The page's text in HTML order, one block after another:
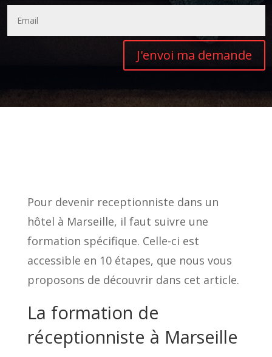
J'envoi ma demande
Pour devenir receptionniste dans un
hôtel à Marseille, il faut suivre une
formation spécifique. Celle-ci est
accessible en 10 étapes, que nous vous
proposons de découvrir dans cet article.
La formation de
réceptionniste à Marseille